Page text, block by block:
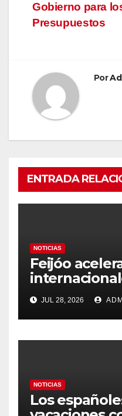
Gobierno para
Presupuestos
Por
ENTRADA
NOTICIAS
Feijóo
prioritario en
gobierno
JUL 28, 2026
NOTICIAS
Los